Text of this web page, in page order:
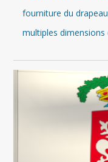
fourniture du
multiples